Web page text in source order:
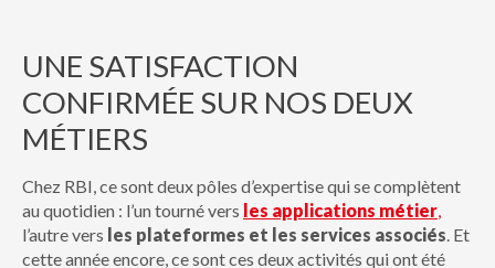
UNE SATISFACTION
CONFIRMÉE SUR NOS DEUX
MÉTIERS
Chez RBI, ce sont deux pôles d’expertise qui se complètent
au quotidien : l’un tourné vers les applications métier,
l’autre vers les plateformes et les services associés. Et
cette année encore, ce sont ces deux activités qui ont été